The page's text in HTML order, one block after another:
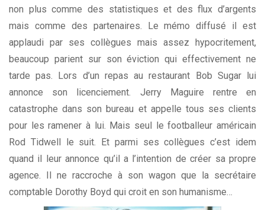
non plus comme des statistiques et des flux d’argents
mais comme des partenaires. Le mémo diffusé il est
applaudi par ses collègues mais assez hypocritement,
beaucoup parient sur son éviction qui effectivement ne
tarde pas. Lors d’un repas au restaurant Bob Sugar lui
annonce son licenciement. Jerry Maguire rentre en
catastrophe dans son bureau et appelle tous ses clients
pour les ramener à lui. Mais seul le footballeur américain
Rod Tidwell le suit. Et parmi ses collègues c’est idem
quand il leur annonce qu’il a l’intention de créer sa propre
agence. Il ne raccroche à son wagon que la secrétaire
comptable Dorothy Boyd qui croit en son humanisme…